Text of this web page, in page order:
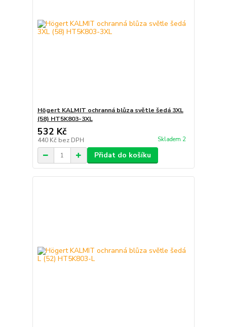
Högert KALMIT ochranná blůza světle šedá 3XL
(58) HT5K803-3XL
532 Kč
440 Kč bez DPH Skladem 2
Přidat do košíku